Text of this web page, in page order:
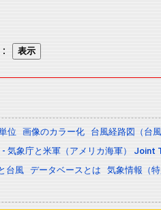
位 画像のカラー化 台風経路図（台風
- 気象庁と米軍（アメリカ海軍） Joint
台風 データベースとは 気象情報（